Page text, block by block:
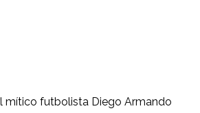
mítico futbolista Diego Armando